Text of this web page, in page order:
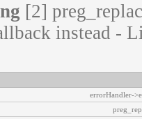
[2]
instead -
errorHandler-